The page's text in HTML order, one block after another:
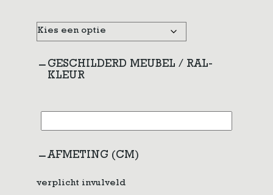
GESCHILDERD MEUBEL / RAL-
KLEUR
AFMETING (CM)
verplicht invulveld